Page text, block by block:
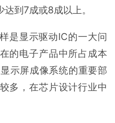
到7成或8成以上。
是显示驱动IC的一大问
的电子产品中所占成本
示屏成像系统的重要部
多，在芯片设计行业中